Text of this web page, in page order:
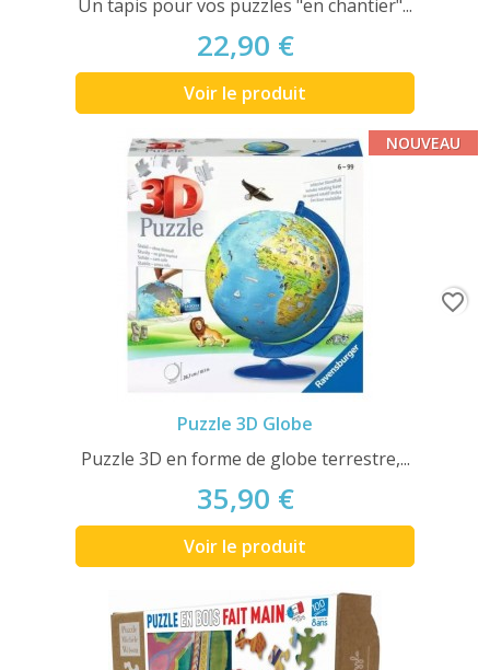
Un tapis pour vos puzzles "en chantier"...
22,90 €
Voir le produit
Puzzle 3D Globe
Puzzle 3D en forme de globe terrestre,...
35,90 €
Voir le produit
NOUVEAU
favorite_border